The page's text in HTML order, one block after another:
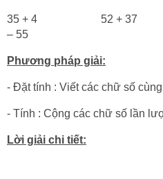
35 + 4 52 +
– 55
Phương pháp giải:
- Đặt tính : Viết các chữ số
- Tính : Cộng các chữ số lần
Lời giải chi tiết: